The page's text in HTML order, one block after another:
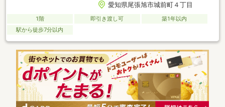
愛知県尾張旭市城前町４丁目
1階 即引き渡し可
築1年以内
駅から徒歩7分以内